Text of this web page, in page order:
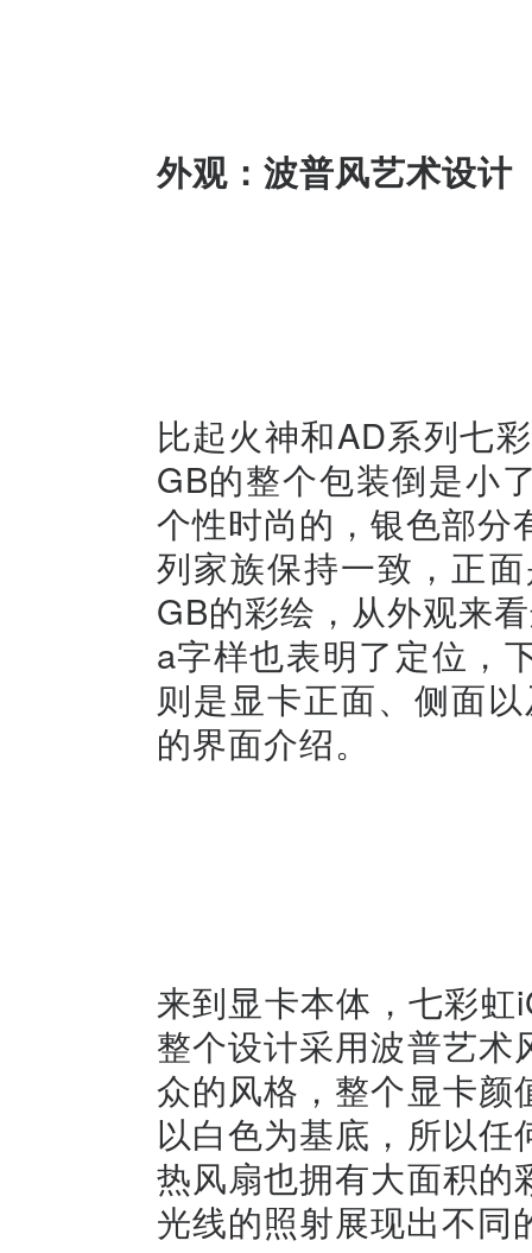
外观：波普风艺术设计
比起火神和AD系列七
GB的整个包装倒是小
个性时尚的，银色部分
列家族保持一致，正
GB的彩绘，从外观来
a字样也表明了定位，
则是显卡正面、侧面
的界面介绍。
来到显卡本体，七彩
整个设计采用波普艺
众的风格，整个显卡
以白色为基底，所以
热风扇也拥有大面积
光线的照射展现出不同